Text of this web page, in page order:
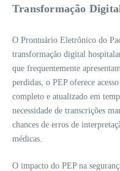
Transformação
O Prontuário Eletrônico do
transformação digital
que frequentemente
perdidas, o PEP oferece
completo e atualizado em
necessidade de transcrições
chances de erros de
médicas.
O impacto do PEP na